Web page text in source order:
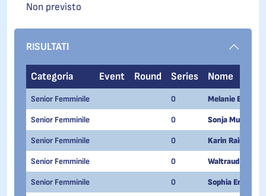
Non previsto
RISULTATI
Categoria Event Round Series Nome
Senior Femminile 0 Melanie Eder
Senior Femminile 0 Sonja Mulser
Senior Femminile 0 Karin Rainer
Senior Femminile 0 Waltraud
Senior Femminile 0 Sophia Enderle